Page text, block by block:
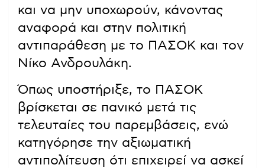
και να μην υποχωρούν, κάνοντας
αναφορά και στην πολιτική
αντιπαράθεση με το ΠΑΣΟΚ και τον
Νίκο Ανδρουλάκη.
Όπως υποστήριξε, το ΠΑΣΟΚ
βρίσκεται σε πανικό μετά τις
τελευταίες του παρεμβάσεις, ενώ
κατηγόρησε την αξιωματική
αντιπολίτευση ότι επιχειρεί να ασκεί